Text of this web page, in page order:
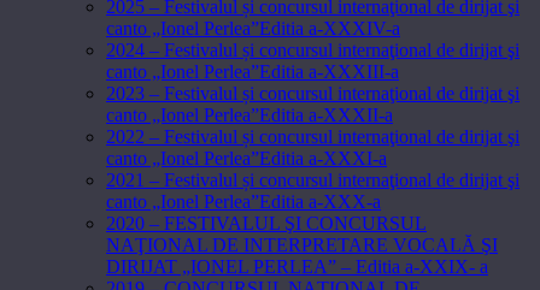
2025 – Festivalul și concursul internaţional de dirijat şi
canto „Ionel Perlea”Editia a-XXXIV-a
2024 – Festivalul și concursul internaţional de dirijat şi
canto „Ionel Perlea”Editia a-XXXIII-a
2023 – Festivalul și concursul internaţional de dirijat şi
canto „Ionel Perlea”Editia a-XXXII-a
2022 – Festivalul și concursul internaţional de dirijat şi
canto „Ionel Perlea”Editia a-XXXI-a
2021 – Festivalul și concursul internaţional de dirijat şi
canto „Ionel Perlea”Editia a-XXX-a
2020 – FESTIVALUL ŞI CONCURSUL
NAŢIONAL DE INTERPRETARE VOCALĂ ŞI
DIRIJAT „IONEL PERLEA” – Editia a-XXIX- a